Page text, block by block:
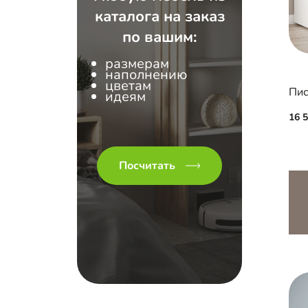
каталога на заказ
по вашим:
размерам
наполнению
цветам
идеям
Посчитать
16